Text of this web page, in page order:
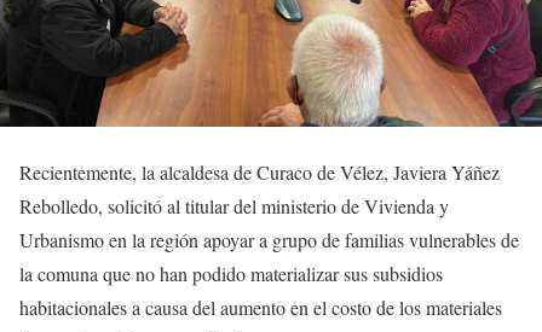
Recientemente, la alcaldesa de Curaco de Vélez, Javiera Yáñez
Rebolledo, solicitó al titular del ministerio de Vivienda y
Urbanismo en la región apoyar a grupo de familias vulnerables de
la comuna que no han podido materializar sus subsidios
habitacionales a causa del aumento en el costo de los materiales